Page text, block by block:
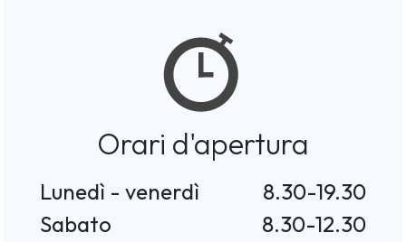
Orari d'apertura
Lunedì - venerdì
8.30-19.30
Sabato
8.30-12.30